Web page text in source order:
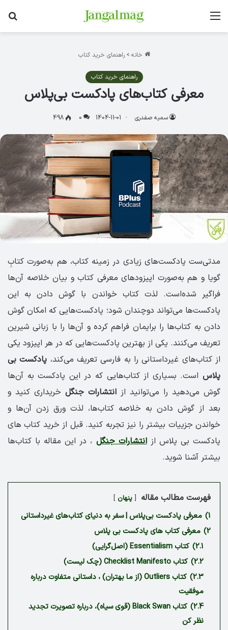
منو
خانه > راهنمای خرید کتاب
راهنمای خرید کتاب
معرفی کتاب‌های پادکست بی‌پلاس
سمیه صفدری 1404-11-01
0
498
مدتی‌ست پادکست‌های زیادی در زمینه کتاب، هم به‌صورت کتابِ
گویا و هم به‌صورت اپیزودهای معرفی کتاب و بیان خلاصه‌ آن‌ها
فراگیر شده‌‌است. لذت کتاب خواندن با گوش دادن به این
پادکست‌ها می‌تواند دوچندان شود؛ پادکست‌هایی که امکان گوش
دادن به کتاب‌ها را برایمان فراهم کرده و آن‌ها را با زبانی شیرین
تعریف می‌کنند. یکی از بهترین پادکست‌هایی که در هر اپیزود یکی
از کتاب‌های غیرداستانی را به فارسی تعریف می‌کند، پادکست بی
‌پلاس است. بسیاری از کتاب‌هایی که در این پادکست به آن‌ها
گوش می‌دهید را می‌توانید از انتشارات جنگل خریداری کنید و
بعد از گوش دادن به خلاصه کتاب‌ها، لذت ورق زدن آن‌ها و
خواندن جزییات بیشتر را نیز تجربه کنید. قبل از خرید کتاب های
پادکست بی پلاس ازانتشارات جنگل ، در این مقاله با کتاب‌ها
بیشتر آشنا شوید.
فهرست مطالب مقاله پنهان
1) معرفی پادکست بی‌پلاس | سفر به دنیای کتاب‌های غیرداستانی
2) معرفی کتاب های پادکست بی پلاس
2.1) کتاب Essentialism‌ (اصل‌گرایی)
2.2) کتاب Checklist Manifesto (چک لیست)
2.3)
کتاب Outliers (از ما بهتران) ، داستانی متفاوت درباره
موفقیت
2.4)
کتاب Black Swan (قوی سیاه)، درباره تصویرت تجدید
نظر کن